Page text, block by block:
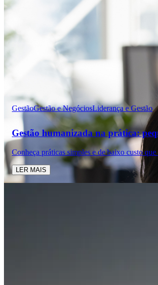
GestãoGestão e NegóciosLiderança e Gestão
Gestão humanizada na prática:
Conheça práticas simples e de baixo custo
LER MAIS